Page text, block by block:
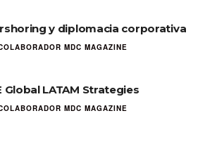
y diplomacia corporativa
MDC MAGAZINE
Global LATAM Strategies
MDC MAGAZINE